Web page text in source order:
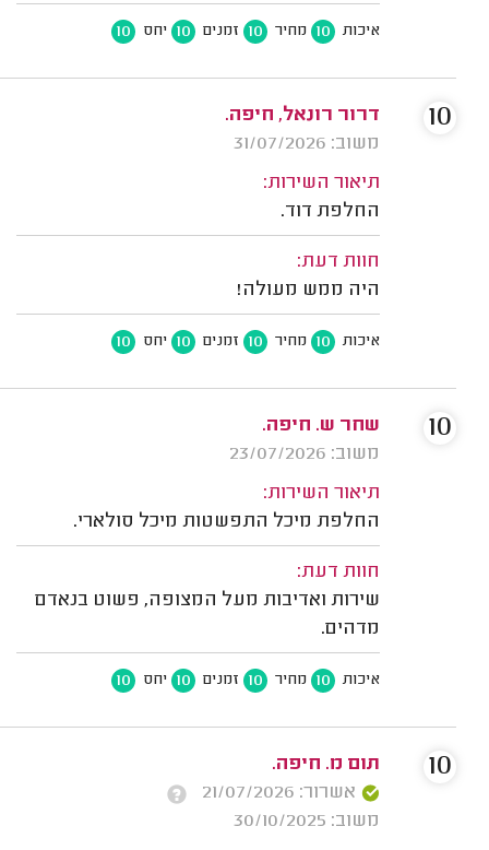
איכות 10 מחיר 10 זמנים 10 יחס 10
דרור רונאל, חיפה.
משוב: 31/07/2026
תיאור השירות:
החלפת דוד.
חוות דעת:
היה ממש מעולה!
איכות 10 מחיר 10 זמנים 10 יחס 10
10
שחר ש. חיפה.
משוב: 23/07/2026
תיאור השירות:
החלפת מיכל התפשטות מיכל סולארי.
חוות דעת:
שירות ואדיבות מעל המצופה, פשוט בנאדם
מדהים.
איכות 10 מחיר 10 זמנים 10 יחס 10
10
תום מ. חיפה.
אשרור: 21/07/2026
משוב: 30/10/2025
10